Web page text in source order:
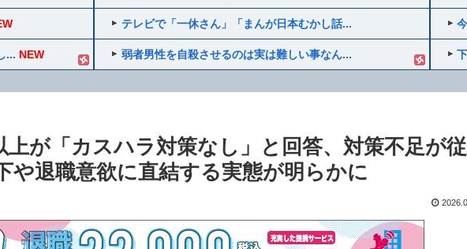
... NEW
テレビで「一休さん」「まんが日本むかし話...
弱者男性を自殺させるのは実は難しい事なん...
上が「カスハラ対策なし」と回答、対策不足が
や退職意欲に直結する実態が明らかに